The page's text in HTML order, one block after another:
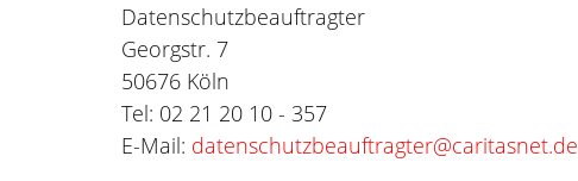
Datenschutzbeauftragter
Georgstr. 7
50676 Köln
Tel: 02 21 20 10 - 357
E-Mail: datenschutzbeauftragter@caritasnet.de